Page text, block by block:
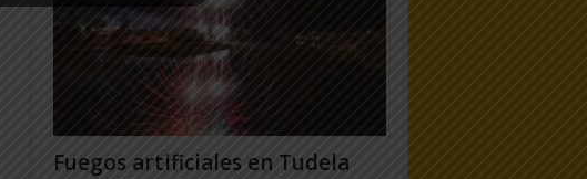
Fuegos artificiales en Tudela